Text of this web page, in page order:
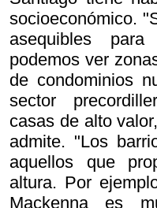
socioeconómico.
asequibles
podemos ver
de condominios
sector
casas de alto
admite. "Los
aquellos que
altura. Por
Mackenna es